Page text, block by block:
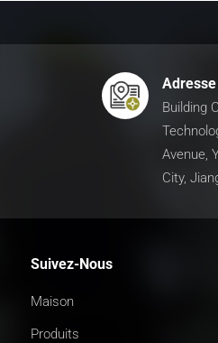
Adresse
Building
Avenue,
City,
Suivez-Nous
Maison
Produits